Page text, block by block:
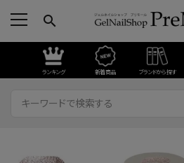
search
ランキング 新着商品 ブランドから探す